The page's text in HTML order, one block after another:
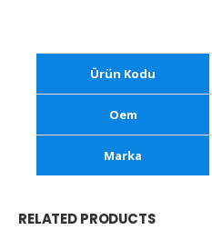
Ürün Kodu
Oem
Marka
RELATED PRODUCTS